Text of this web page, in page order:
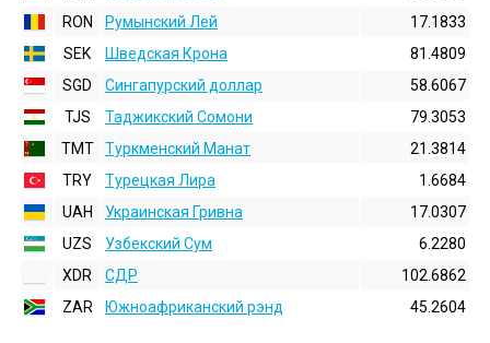
RON
Румынский Лей
17.1833
SEK
Шведская Крона
81.4809
SGD
Сингапурский доллар
58.6067
TJS
Таджикский Сомони
79.3053
TMT
Туркменский Манат
21.3814
TRY
Турецкая Лира
1.6684
UAH
Украинская Гривна
17.0307
UZS
Узбекский Сум
6.2280
XDR
СДР
102.6862
ZAR
Южноафриканский рэнд 45.2604